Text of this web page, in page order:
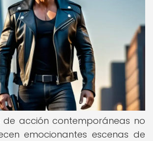
de acción contemporáneas no
emocionantes escenas de